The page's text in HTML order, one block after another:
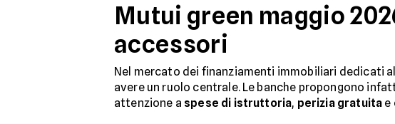
Mutui green maggio
accessori
Nel mercato dei finanziamenti immobiliari dedicati
avere un ruolo centrale. Le banche propongono
attenzione a spese di istruttoria, perizia gratuita e